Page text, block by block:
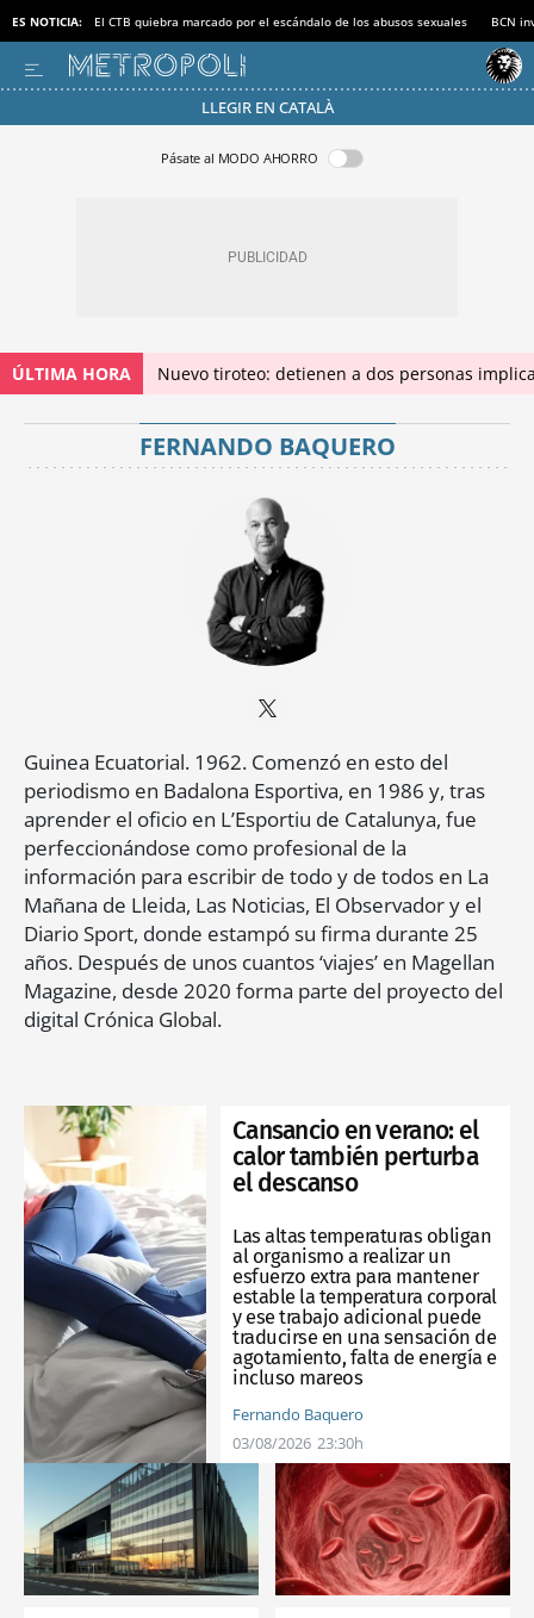
ES NOTICIA: El CTB quiebra marcado por el escándalo de los abusos sexuales BCN
LLEGIR EN CATALÀ
Pásate al MODO AHORRO
ÚLTIMA HORA Nuevo tiroteo: detienen a dos personas
FERNANDO BAQUERO
Guinea Ecuatorial. 1962. Comenzó en esto del
periodismo en Badalona Esportiva, en 1986 y, tras
aprender el oficio en L’Esportiu de Catalunya, fue
perfeccionándose como profesional de la
información para escribir de todo y de todos en La
Mañana de Lleida, Las Noticias, El Observador y el
Diario Sport, donde estampó su firma durante 25
años. Después de unos cuantos ‘viajes’ en Magellan
Magazine, desde 2020 forma parte del proyecto del
digital Crónica Global.
Cansancio en verano: el
calor también perturba
el descanso
Las altas temperaturas obligan
al organismo a realizar un
esfuerzo extra para mantener
estable la temperatura corporal
y ese trabajo adicional puede
traducirse en una sensación de
agotamiento, falta de energía e
incluso mareos
Fernando Baquero
03/08/2026 23:30h